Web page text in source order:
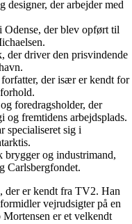
designer, der arbejder med
Odense, der blev opført til
der driver den prisvindende
der især er kendt for
foredragsholder, der
og fremtidens arbejdsplads.
specialiseret sig i
brygger og industrimand,
Carlsbergfondet.
der er kendt fra TV2. Han
vejrudsigter på en
Mortensen er et velkendt